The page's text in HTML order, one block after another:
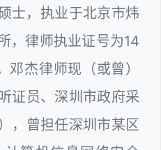
士，执业于北京市炜
，律师执业证号为14
杰律师现（或曾）
证员、深圳市政府采
，曾担任深圳市某区